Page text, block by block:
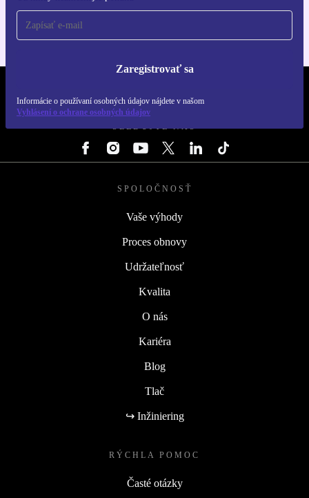
Zaregistrovať sa
Informácie o používaní osobných údajov nájdete v našom
Vyhlásení o ochrane osobných údajov
SLEDUJTE NÁS
SPOLOČNOSŤ
Vaše výhody
Proces obnovy
Udržateľnosť
Kvalita
O nás
Kariéra
Blog
Tlač
↪ Inžiniering
RÝCHLA POMOC
Časté otázky